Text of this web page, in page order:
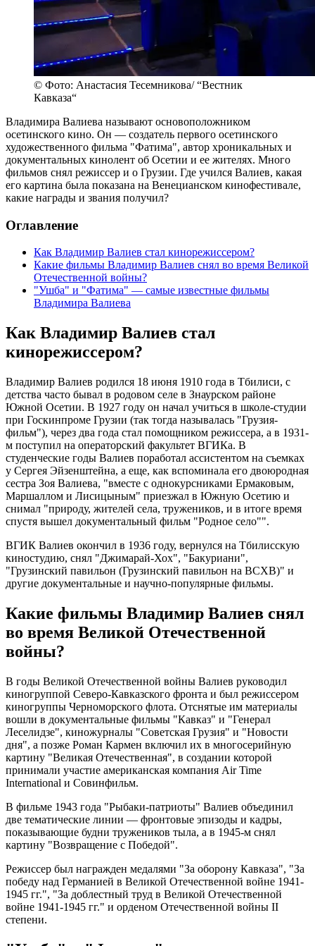
© Фото: Анастасия Тесемникова/ “Вестник
Кавказа“
Владимира Валиева называют основоположником
осетинского кино. Он — создатель первого осетинского
художественного фильма "Фатима", автор хроникальных и
документальных кинолент об Осетии и ее жителях. Много
фильмов снял режиссер и о Грузии. Где учился Валиев, какая
его картина была показана на Венецианском кинофестивале,
какие награды и звания получил?
Оглавление
Как Владимир Валиев стал кинорежиссером?
Какие фильмы Владимир Валиев снял во время Великой
Отечественной войны?
"Ушба" и "Фатима" — самые известные фильмы
Владимира Валиева
Как Владимир Валиев стал
кинорежиссером?
Владимир Валиев родился 18 июня 1910 года в Тбилиси, с
детства часто бывал в родовом селе в Знаурском районе
Южной Осетии. В 1927 году он начал учиться в школе-студии
при Госкинпроме Грузии (так тогда называлась "Грузия-
фильм"), через два года стал помощником режиссера, а в 1931-
м поступил на операторский факультет ВГИКа. В
студенческие годы Валиев поработал ассистентом на съемках
у Сергея Эйзенштейна, а еще, как вспоминала его двоюродная
сестра Зоя Валиева, "вместе с однокурсниками Ермаковым,
Маршаллом и Лисицыным" приезжал в Южную Осетию и
снимал "природу, жителей села, тружеников, и в итоге время
спустя вышел документальный фильм "Родное село"".
ВГИК Валиев окончил в 1936 году, вернулся на Тбилисскую
киностудию, снял "Джимарай-Хох", "Бакуриани",
"Грузинский павильон (Грузинский павильон на ВСХВ)" и
другие документальные и научно-популярные фильмы.
Какие фильмы Владимир Валиев снял
во время Великой Отечественной
войны?
В годы Великой Отечественной войны Валиев руководил
киногруппой Северо-Кавказского фронта и был режиссером
киногруппы Черноморского флота. Отснятые им материалы
вошли в документальные фильмы "Кавказ" и "Генерал
Леселидзе", киножурналы "Советская Грузия" и "Новости
дня", а позже Роман Кармен включил их в многосерийную
картину "Великая Отечественная", в создании которой
принимали участие американская компания Air Time
International и Совинфильм.
В фильме 1943 года "Рыбаки-патриоты" Валиев объединил
две тематические линии — фронтовые эпизоды и кадры,
показывающие будни тружеников тыла, а в 1945-м снял
картину "Возвращение с Победой".
Режиссер был награжден медалями "За оборону Кавказа", "За
победу над Германией в Великой Отечественной войне 1941-
1945 гг.", "За доблестный труд в Великой Отечественной
войне 1941-1945 гг." и орденом Отечественной войны II
степени.